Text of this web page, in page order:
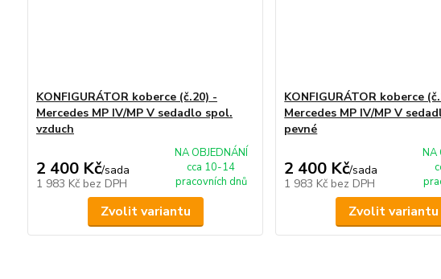
KONFIGURÁTOR koberce (č.20) -
Mercedes MP IV/MP V sedadlo spol.
vzduch
2 400 Kč/sada
1 983 Kč bez DPH
NA OBJEDNÁNÍ
cca 10-14
pracovních dnů
Zvolit variantu
KONFIGURÁTOR koberce
Mercedes MP IV/MP V
pevné
2 400 Kč/sada
1 983 Kč bez DPH
NA
Zvolit variantu